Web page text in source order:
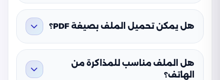
هل يمكن تحميل الملف بصيغة PDF؟
هل الملف مناسب للمذاكرة من
الهاتف؟